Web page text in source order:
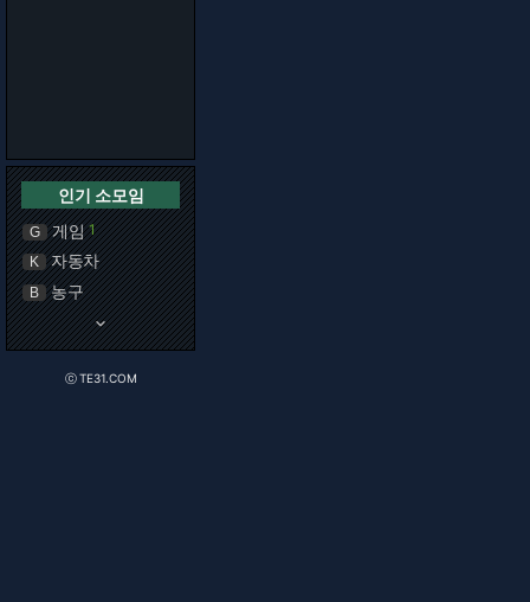
인기 소모임
G 게임 1
K 자동차
B 농구
keyboard_arrow_down
ⓒ TE31.COM